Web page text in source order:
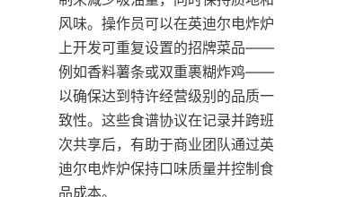
风味。操作员可以在英迪尔电炸炉
上开发可重复设置的招牌菜品——
例如香料薯条或双重裹糊炸鸡——
以确保达到特许经营级别的品质一
致性。这些食谱协议在记录并跨班
次共享后，有助于商业团队通过英
迪尔电炸炉保持口味质量并控制食
品成本。